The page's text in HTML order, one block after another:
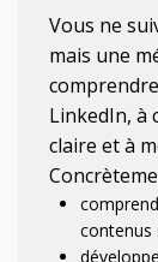
Vous ne
mais une
LinkedIn, à
claire et à
contenus